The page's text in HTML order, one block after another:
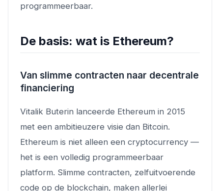
programmeerbaar.
De basis: wat is Ethereum?
Van slimme contracten naar decentrale
financiering
Vitalik Buterin lanceerde Ethereum in 2015
met een ambitieuzere visie dan Bitcoin.
Ethereum is niet alleen een cryptocurrency —
het is een volledig programmeerbaar
platform. Slimme contracten, zelfuitvoerende
code op de blockchain, maken allerlei